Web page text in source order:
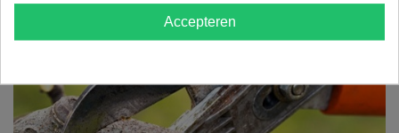
voorbereiding,...
Accepteren